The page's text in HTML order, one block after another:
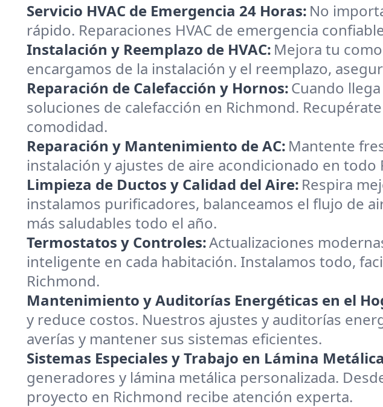
Servicio HVAC de Emergencia 24 Horas: No
rápido. Reparaciones HVAC de emergencia
Instalación y Reemplazo de HVAC: Mejora tu
encargamos de la instalación y el reemplazo,
Reparación de Calefacción y Hornos:Cuando
soluciones de calefacción en Richmond.
comodidad.
Reparación y Mantenimiento de AC: Mantente
instalación y ajustes de aire acondicionado en
Limpieza de Ductos y Calidad del Aire: Respira
instalamos purificadores, balanceamos el flujo de
más saludables todo el año.
Termostatos y Controles:Actualizaciones
inteligente en cada habitación. Instalamos todo,
Richmond.
Mantenimiento y Auditorías Energéticas en el
y reduce costos. Nuestros ajustes y auditorías
averías y mantener sus sistemas eficientes.
Sistemas Especiales y Trabajo en Lámina
generadores y lámina metálica personalizada.
proyecto en Richmond recibe atención experta.